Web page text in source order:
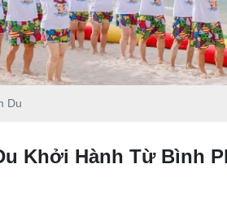
Du
Khởi Hành Từ Bình